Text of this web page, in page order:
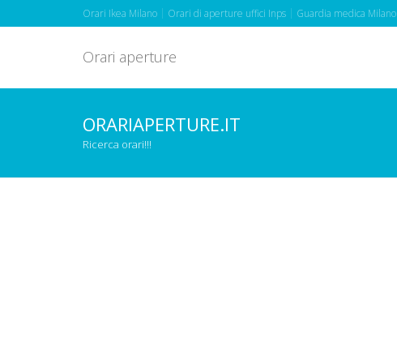
Orari Ikea Milano Orari di aperture uffici Inps Guardia medica Milano
Orari aperture
ORARIAPERTURE.IT
Ricerca orari!!!